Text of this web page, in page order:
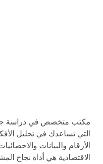
مكتب متخصص في دراسة
التي تساعدك في تحليل
الأرقام والبيانات
الاقتصادية هي أداة نجاح